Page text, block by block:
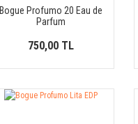
Bogue Profumo 20 Eau de
Parfum
750,00 TL